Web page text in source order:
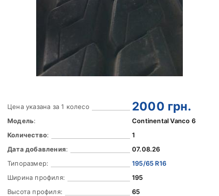
Цена указана за 1 колесо 2000 грн.
Модель:
Continental Vanco 6
Количество:
1
Дата добавления:
07.08.26
Типоразмер:
195/65 R16
Ширина профиля:
195
Высота профиля:
65